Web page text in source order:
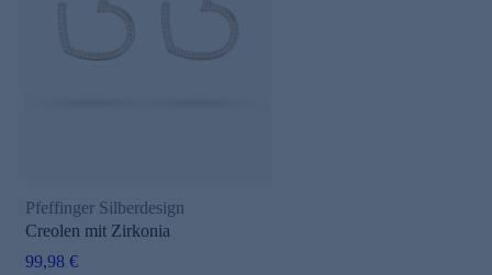
Pfeffinger Silberdesign
Creolen mit Zirkonia
99,98 €